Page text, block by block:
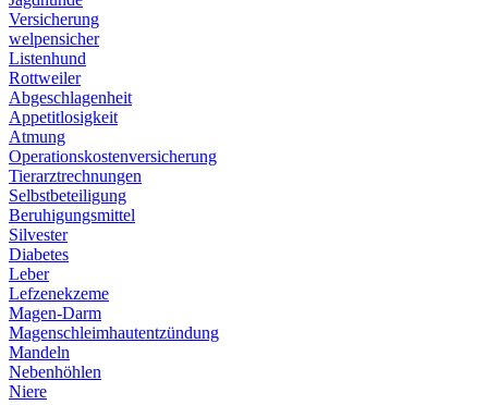
Versicherung
welpensicher
Listenhund
Rottweiler
Abgeschlagenheit
Appetitlosigkeit
Atmung
Operationskostenversicherung
Tierarztrechnungen
Selbstbeteiligung
Beruhigungsmittel
Silvester
Diabetes
Leber
Lefzenekzeme
Magen-Darm
Magenschleimhautentzündung
Mandeln
Nebenhöhlen
Niere